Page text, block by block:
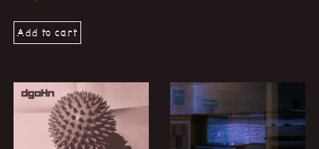
Add to cart